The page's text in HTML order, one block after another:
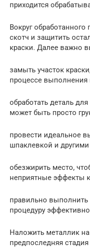
приходится
Вокруг
скотч и защитить
краски. Далее важно
замыть участок
процессе выполнения
обработать деталь
может быть просто
провести идеальное
шпаклевкой и
обезжирить место,
неприятные эффекты
правильно выполнить
процедуру
Наложить металлик
предпоследняя